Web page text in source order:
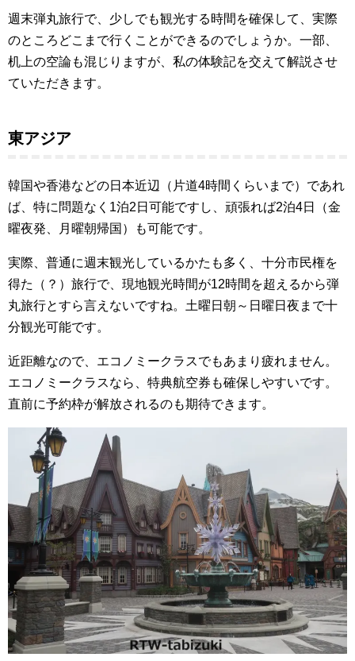
週末弾丸旅行で、少しでも観光する時間を確保して、実際
のところどこまで行くことができるのでしょうか。一部、
机上の空論も混じりますが、私の体験記を交えて解説させ
ていただきます。
東アジア
韓国や香港などの日本近辺（片道4時間くらいまで）であれ
ば、特に問題なく1泊2日可能ですし、頑張れば2泊4日（金
曜夜発、月曜朝帰国）も可能です。
実際、普通に週末観光しているかたも多く、十分市民権を
得た（？）旅行で、現地観光時間が12時間を超えるから弾
丸旅行とすら言えないですね。土曜日朝～日曜日夜まで十
分観光可能です。
近距離なので、エコノミークラスでもあまり疲れません。
エコノミークラスなら、特典航空券も確保しやすいです。
直前に予約枠が解放されるのも期待できます。